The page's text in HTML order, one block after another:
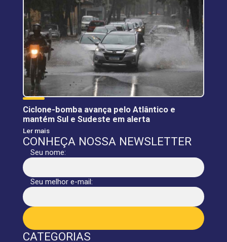
CATEGORIAS
Ciclone-bomba avança pelo Atlântico e
mantém Sul e Sudeste em alerta
Ler mais
CONHEÇA NOSSA NEWSLETTER
Seu nome:
Seu melhor e-mail: